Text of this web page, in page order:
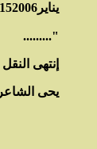
15يناير2006
........."
إنتهى النقل
يحى الشاعر